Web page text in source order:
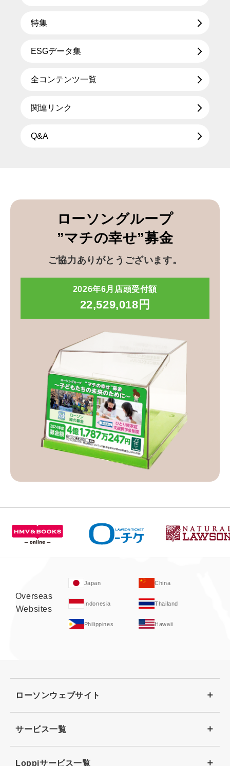
特集
ESGデータ集
全コンテンツ一覧
関連リンク
Q&A
ローソングループ
”マチの幸せ”募金
ご協力ありがとうございます。
2026年6月店頭受付額
22,529,018円
Overseas
Websites
Japan China
Indonesia Thailand
Philippines Hawaii
ローソンウェブサイト
サービス一覧
Loppiサービス一覧